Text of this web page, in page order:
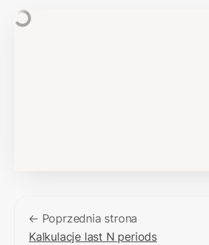
← Poprzednia strona
Kalkulacje last N periods